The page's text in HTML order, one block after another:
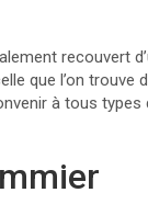
recouvert
que l’on trouve
à tous